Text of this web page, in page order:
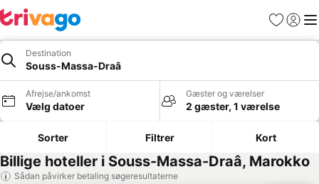
Favoritter
Log ind
Destination
Souss-Massa-Draâ
Afrejse/ankomst
Vælg datoer
Gæster og værelser
2 gæster, 1 værelse
Sorter Filtrer Kort
Billige hoteller i Souss-Massa-Draâ, Marokko
Sådan påvirker betaling søgeresultaterne